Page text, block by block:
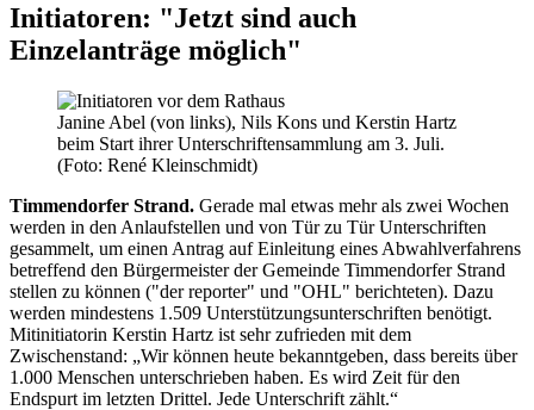
Initiatoren: "Jetzt sind auch
Einzelanträge möglich"
Janine Abel (von links), Nils Kons und Kerstin Hartz
beim Start ihrer Unterschriftensammlung am 3. Juli.
(Foto: René Kleinschmidt)
Timmendorfer Strand. Gerade mal etwas mehr als zwei Wochen
werden in den Anlaufstellen und von Tür zu Tür Unterschriften
gesammelt, um einen Antrag auf Einleitung eines Abwahlverfahrens
betreffend den Bürgermeister der Gemeinde Timmendorfer Strand
stellen zu können ("der reporter" und "OHL" berichteten). Dazu
werden mindestens 1.509 Unterstützungsunterschriften benötigt.
Mitinitiatorin Kerstin Hartz ist sehr zufrieden mit dem
Zwischenstand: „Wir können heute bekanntgeben, dass bereits über
1.000 Menschen unterschrieben haben. Es wird Zeit für den
Endspurt im letzten Drittel. Jede Unterschrift zählt.“